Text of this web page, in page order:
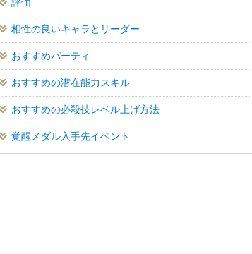
相性の良いキャラとリーダー
おすすめパーティ
おすすめの潜在能力スキル
おすすめの必殺技レベル上げ方法
覚醒メダル入手先イベント